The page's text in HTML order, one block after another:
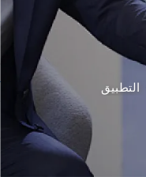
التطبيق